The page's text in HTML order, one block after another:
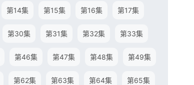
第14集 第15集 第16集 第17集
第30集 第31集 第32集 第33集
第46集 第47集 第48集 第49集
第62集 第63集 第64集 第65集